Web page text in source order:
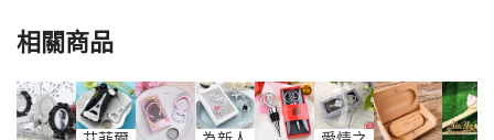
相關商品